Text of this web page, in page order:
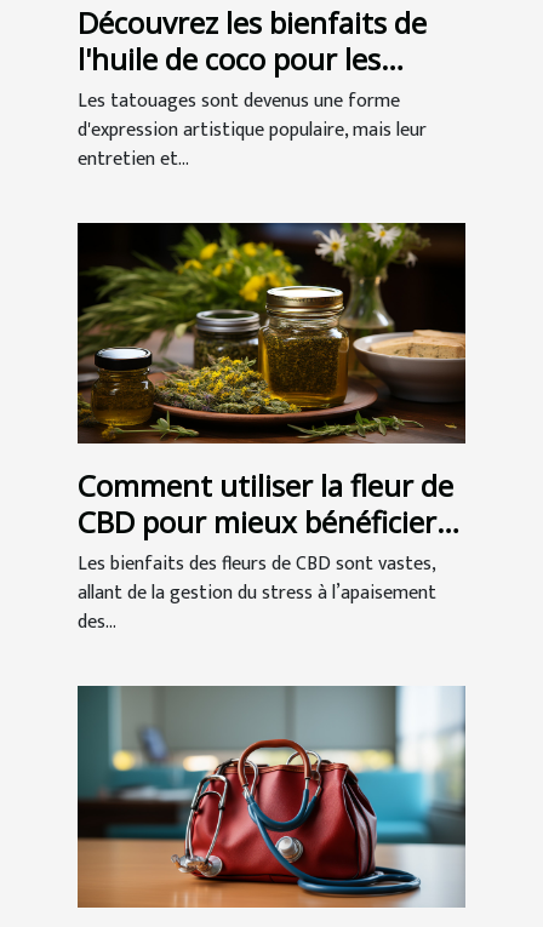
Découvrez les bienfaits de
l'huile de coco pour les
tatouages
Les tatouages sont devenus une forme
d'expression artistique populaire, mais leur
entretien et...
Comment utiliser la fleur de
CBD pour mieux bénéficier
de ses vertus ?
Les bienfaits des fleurs de CBD sont vastes,
allant de la gestion du stress à l’apaisement
des...